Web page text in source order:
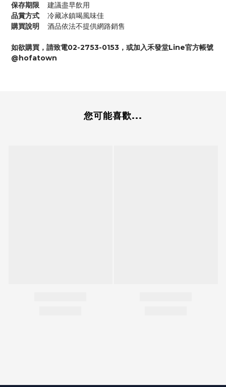
保存期限 建議盡早飲用
品賞方式 冷藏冰鎮喝風味佳
購買說明 酒品依法不提供網路銷售
如欲購買，請致電02-2753-0153，或加入禾發堂Line官方帳號
@hofatown
您可能喜歡...